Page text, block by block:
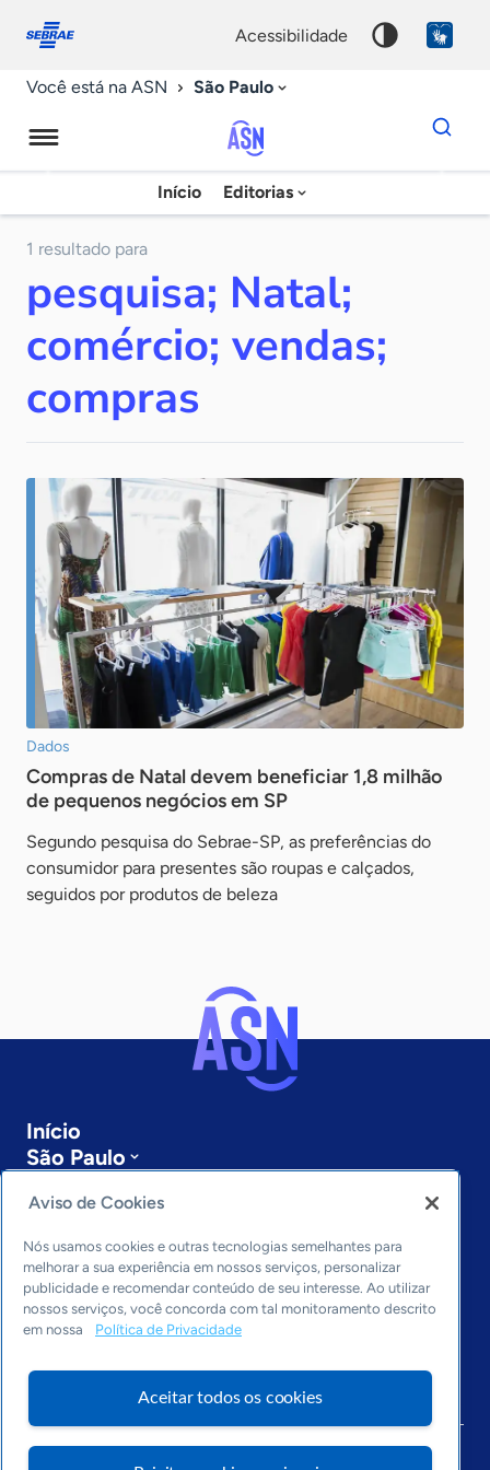
conosco
acessibilidade
Você está na ASN São Paulo
Agência
Sebrae
Notícias
Início Editorias
Dados
para
chave
1 resultado para
pesquisa; Natal;
comércio; vendas;
compras
Dados
Compras de Natal devem beneficiar 1,8 milhão
de pequenos negócios em SP
Segundo pesquisa do Sebrae-SP, as preferências do
consumidor para presentes são roupas e calçados,
seguidos por produtos de beleza
Início
São Paulo
Últimas notícias
Entre em contato
Editorias
Economia & Política
Inovação & Tecnologia
Dados
Aviso de Cookies
Nós usamos cookies e outras tecnologias semelhantes para
melhorar a sua experiência em nossos serviços, personalizar
publicidade e recomendar conteúdo de seu interesse. Ao utilizar
nossos serviços, você concorda com tal monitoramento descrito
em nossa
Política de Privacidade
Aceitar todos os cookies